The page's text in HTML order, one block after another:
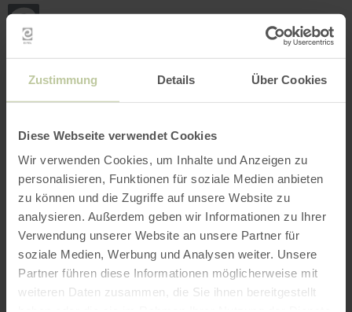
Zustimmung Details Über Cookies
Diese Webseite verwendet Cookies
Wir verwenden Cookies, um Inhalte und Anzeigen zu
personalisieren, Funktionen für soziale Medien anbieten
zu können und die Zugriffe auf unsere Website zu
analysieren. Außerdem geben wir Informationen zu Ihrer
Verwendung unserer Website an unsere Partner für
soziale Medien, Werbung und Analysen weiter. Unsere
Partner führen diese Informationen möglicherweise mit
weiteren Daten zusammen, die Sie ihnen bereitgestellt
Aller au contenu principal
Aller à la recherche
Aller à la navigation
Aller au pied de page
Retour
à
page
d'accueil
RECHERCHE MENU
L'offre de loisirs listée ci-dessous a été publiée
par le prestataire Naturpark Nordeifel e.V. sur la
prestataire Naturpark Nordeifel e.V. est seul
responsable du contenu.